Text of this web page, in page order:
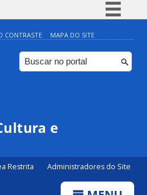
Simplifique!
Comunica BR
Participe
CONTRASTE MAPA DO SITE
e
Restrita Administradores do Site